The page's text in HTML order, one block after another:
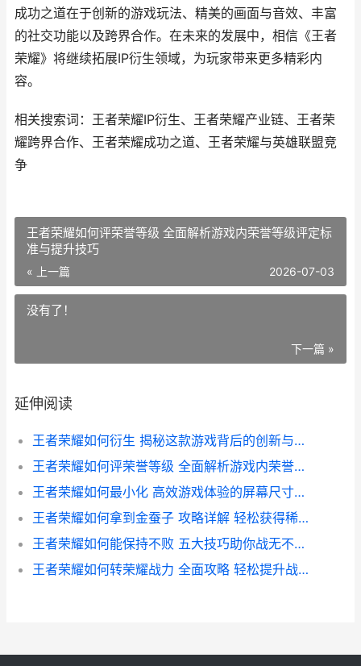
成功之道在于创新的游戏玩法、精美的画面与音效、丰富
的社交功能以及跨界合作。在未来的发展中，相信《王者
荣耀》将继续拓展IP衍生领域，为玩家带来更多精彩内
容。
相关搜索词：王者荣耀IP衍生、王者荣耀产业链、王者荣
耀跨界合作、王者荣耀成功之道、王者荣耀与英雄联盟竞
争
王者荣耀如何评荣誉等级 全面解析游戏内荣誉等级评定标
准与提升技巧
« 上一篇 2026-07-03
没有了！
下一篇 »
延伸阅读
王者荣耀如何衍生 揭秘这款游戏背后的创新与影响
王者荣耀如何评荣誉等级 全面解析游戏内荣誉等级评定标准与提升技巧
王者荣耀如何最小化 高效游戏体验的屏幕尺寸优化指南
王者荣耀如何拿到金蚕子 攻略详解 轻松获得稀有道具
王者荣耀如何能保持不败 五大技巧助你战无不胜攻略
王者荣耀如何转荣耀战力 全面攻略 轻松提升战力值技巧解析